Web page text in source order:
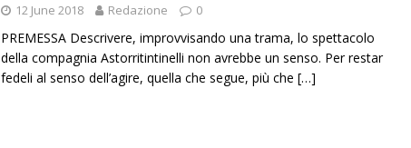
12 June 2018 Redazione 0
PREMESSA Descrivere, improvvisando una trama, lo spettacolo
della compagnia Astorritintinelli non avrebbe un senso. Per restar
fedeli al senso dell’agire, quella che segue, più che […]